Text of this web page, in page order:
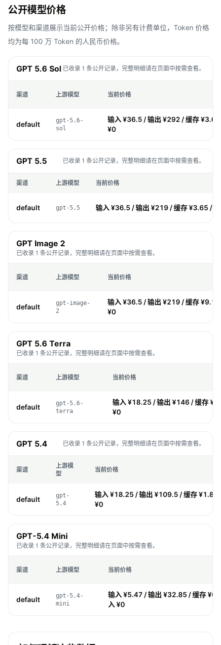
公开模型价格
按模型和渠道展示当前公开价格；除非另有计费单位，Token 价格
均为每 100 万 Token 的人民币价格。
GPT 5.6 Sol 已收录 1 条公开记录，完整明细请在页面中按需查看。
渠道 上游模型 当前价格
default
gpt-5.6-
sol
输入 ¥36.5 / 输出 ¥292 / 缓存 ¥3.65
¥0
GPT 5.5 已收录 1 条公开记录，完整明细请在页面中按需查看。
渠道 上游模型 当前价格
default gpt-5.5 输入 ¥36.5 / 输出 ¥219 / 缓存 ¥3.65 /
GPT Image 2
已收录 1 条公开记录，完整明细请在页面中按需查看。
渠道 上游模型 当前价格
default
gpt-image-
2
输入 ¥36.5 / 输出 ¥219 / 缓存 ¥9.13
¥0
GPT 5.6 Terra
已收录 1 条公开记录，完整明细请在页面中按需查看。
渠道 上游模型 当前价格
default
gpt-5.6-
terra
输入 ¥18.25 / 输出 ¥146 / 缓存
¥0
GPT 5.4 已收录 1 条公开记录，完整明细请在页面中按需查看。
渠道
上游模
型
当前价格
default
gpt-
5.4
输入 ¥18.25 / 输出 ¥109.5 / 缓存 ¥1.82
¥0
GPT-5.4 Mini
已收录 1 条公开记录，完整明细请在页面中按需查看。
渠道 上游模型 当前价格
default
gpt-5.4-
mini
输入 ¥5.47 / 输出 ¥32.85 / 缓存
入 ¥0